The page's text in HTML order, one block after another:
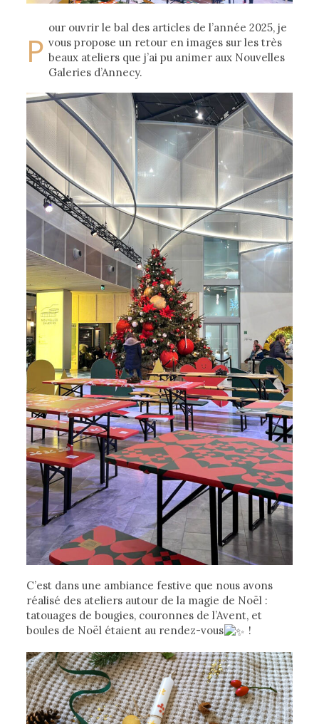
P
our ouvrir le bal des articles de l’année 2025, je
vous propose un retour en images sur les très
beaux ateliers que j’ai pu animer aux Nouvelles
Galeries d’Annecy.
C’est dans une ambiance festive que nous avons
réalisé des ateliers autour de la magie de Noël :
tatouages de bougies, couronnes de l’Avent, et
boules de Noël étaient au rendez-vous
!